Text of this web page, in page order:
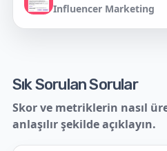
Influencer Marketing
Sık Sorulan Sorular
Skor ve metriklerin nasıl
anlaşılır şekilde açıklayın.